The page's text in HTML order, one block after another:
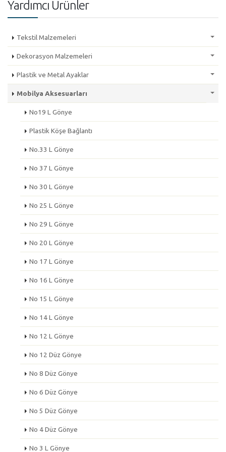
Yardımcı Ürünler
Tekstil Malzemeleri
Dekorasyon Malzemeleri
Plastik ve Metal Ayaklar
Mobilya Aksesuarları
No19 L Gönye
Plastik Köşe Bağlantı
No.33 L Gönye
No 37 L Gönye
No 30 L Gönye
No 25 L Gönye
No 29 L Gönye
No 20 L Gönye
No 17 L Gönye
No 16 L Gönye
No 15 L Gönye
No 14 L Gönye
No 12 L Gönye
No 12 Düz Gönye
No 8 Düz Gönye
No 6 Düz Gönye
No 5 Düz Gönye
No 4 Düz Gönye
No 3 L Gönye